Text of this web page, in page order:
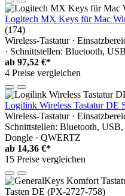
Logitech MX Keys für Mac
(174)
Wireless-Tastatur ·
· Schnittstellen: Bluetooth,
ab 97,52 €*
4 Preise vergleichen
Logilink Wireless Tastatur DE
Wireless-Tastatur ·
Schnittstellen: Bluetooth,
Dongle · QWERTZ
ab 14,36 €*
15 Preise vergleichen